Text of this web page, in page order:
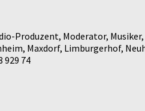
Produzent, Moderator,
Maxdorf, Limburgerhof,
929 74